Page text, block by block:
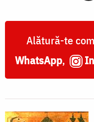
Alătură-te
WhatsApp,